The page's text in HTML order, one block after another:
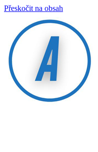
Přeskočit na obsah